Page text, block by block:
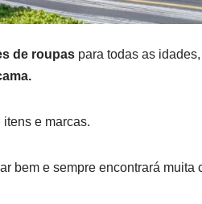
de roupas para todas as idades,
e marcas.
bem e sempre encontrará muita